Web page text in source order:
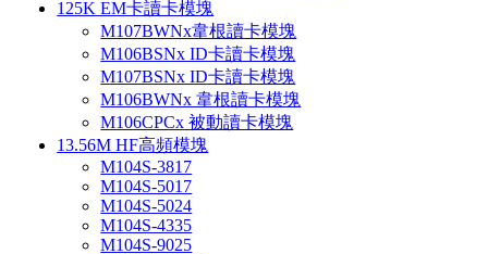
125K EM卡讀卡模塊
M107BWNx韋根讀卡模塊
M106BSNx ID卡讀卡模塊
M107BSNx ID卡讀卡模塊
M106BWNx 韋根讀卡模塊
M106CPCx 被動讀卡模塊
13.56M HF高頻模塊
M104S-3817
M104S-5017
M104S-5024
M104S-4335
M104S-9025